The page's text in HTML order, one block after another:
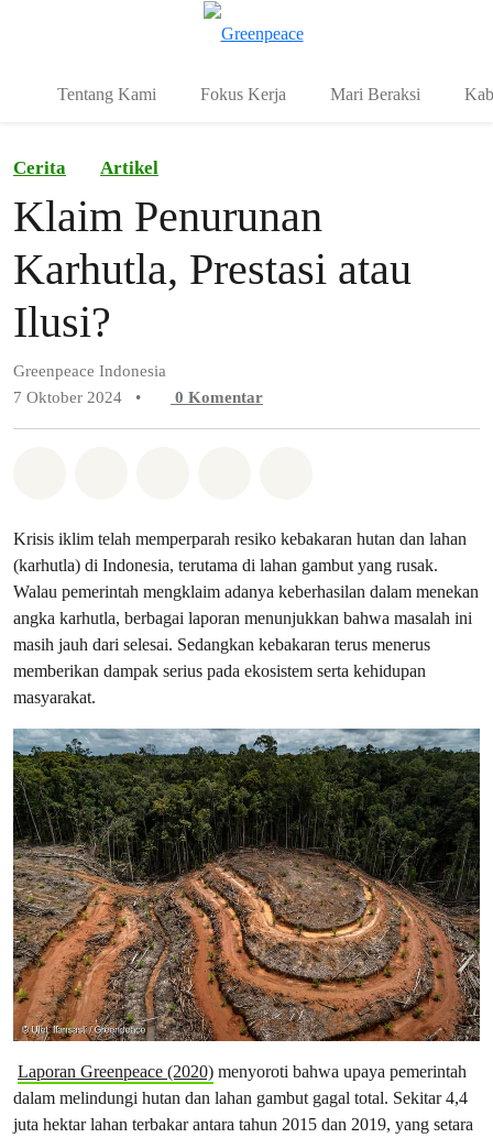
Tentang Kami Fokus Kerja Mari Beraksi
Cerita Artikel
Klaim Penurunan
Karhutla, Prestasi atau
Ilusi?
Greenpeace Indonesia
7 Oktober 2024
• 0 Komentar
Krisis iklim telah memperparah resiko kebakaran hutan dan lahan
(karhutla) di Indonesia, terutama di lahan gambut yang rusak.
Walau pemerintah mengklaim adanya keberhasilan dalam menekan
angka karhutla, berbagai laporan menunjukkan bahwa masalah ini
masih jauh dari selesai. Sedangkan kebakaran terus menerus
memberikan dampak serius pada ekosistem serta kehidupan
masyarakat.
Laporan Greenpeace (2020) menyoroti bahwa upaya pemerintah
dalam melindungi hutan dan lahan gambut gagal total. Sekitar 4,4
juta hektar lahan terbakar antara tahun 2015 dan 2019, yang setara